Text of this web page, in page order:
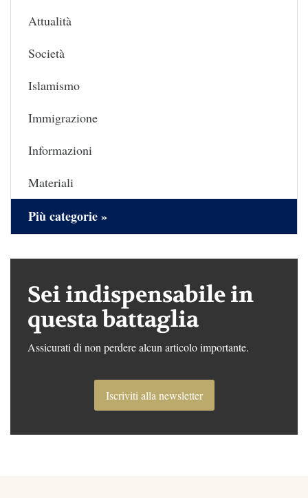
Attualità
Società
Islamismo
Immigrazione
Informazioni
Materiali
Più categorie »
Sei indispensabile in
questa battaglia
Assicurati di non perdere alcun articolo importante.
Iscriviti alla newsletter